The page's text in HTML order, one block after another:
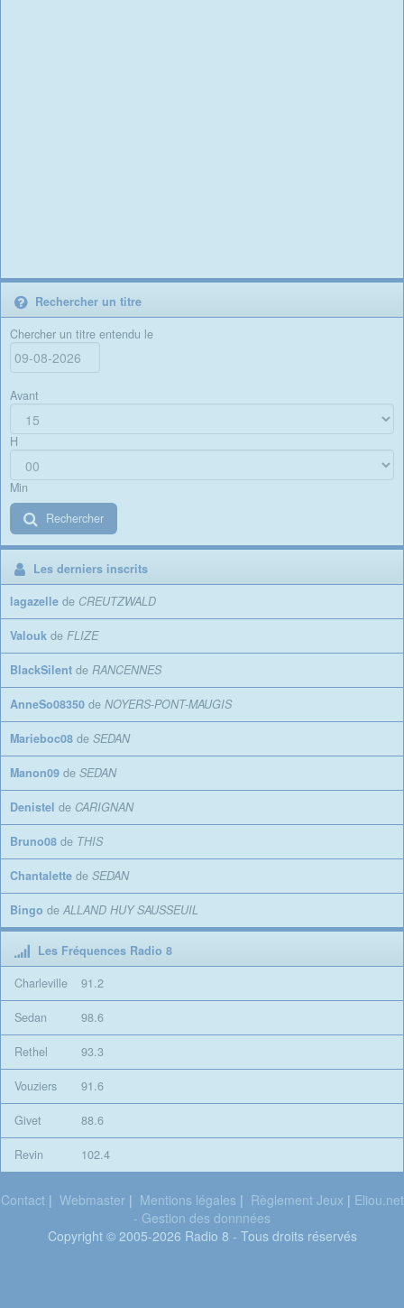
Rechercher un titre
Chercher un titre entendu le
Avant
H
Min
Rechercher
Les derniers inscrits
lagazelle de CREUTZWALD
Valouk de FLIZE
BlackSilent de RANCENNES
AnneSo08350 de NOYERS-PONT-MAUGIS
Marieboc08 de SEDAN
Manon09 de SEDAN
Denistel de CARIGNAN
Bruno08 de THIS
Chantalette de SEDAN
Bingo de ALLAND HUY SAUSSEUIL
Les Fréquences Radio 8
Charleville
91.2
Sedan 98.6
Rethel 93.3
Vouziers 91.6
Givet 88.6
Revin 102.4
Contact| Webmaster| Mentions légales | Règlement Jeux | Eliou.net
- Gestion des donnnées
Copyright © 2005-2026 Radio 8 - Tous droits réservés